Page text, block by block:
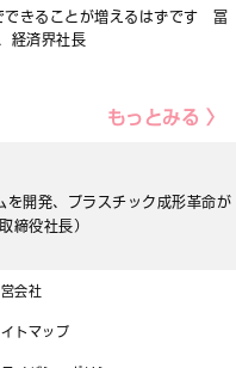
できることが増えるはずです 冨
経済界社長
もっとみる 〉
開発、プラスチック成形革命が
締役社長）
会社
トマップ